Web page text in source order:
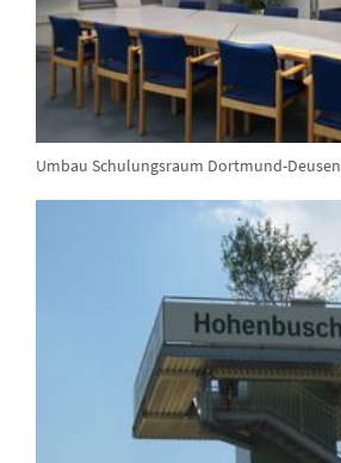
Umbau Schulungsraum Dortmund-Deusen